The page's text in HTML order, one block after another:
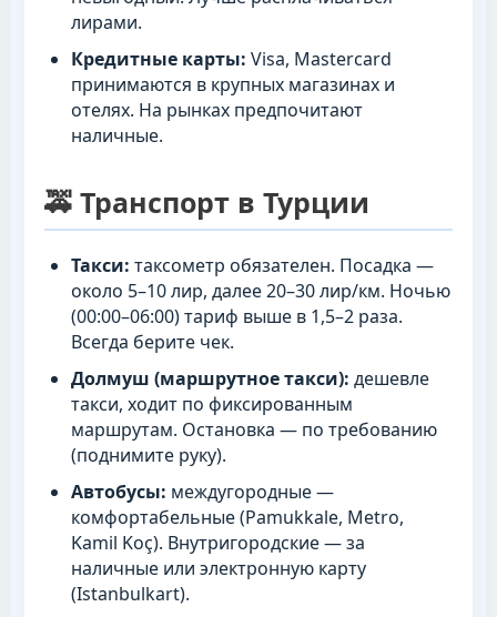
лирами.
Кредитные карты: Visa, Mastercard
принимаются в крупных магазинах и
отелях. На рынках предпочитают
наличные.
🚕 Транспорт в Турции
Такси: таксометр обязателен. Посадка —
около 5–10 лир, далее 20–30 лир/км. Ночью
(00:00–06:00) тариф выше в 1,5–2 раза.
Всегда берите чек.
Долмуш (маршрутное такси): дешевле
такси, ходит по фиксированным
маршрутам. Остановка — по требованию
(поднимите руку).
Автобусы: междугородные —
комфортабельные (Pamukkale, Metro,
Kamil Koç). Внутригородские — за
наличные или электронную карту
(Istanbulkart).